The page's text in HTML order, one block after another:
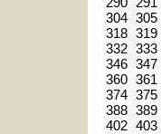
304 305
318 319
332 333
346 347
360 361
374 375
388 389
402 403